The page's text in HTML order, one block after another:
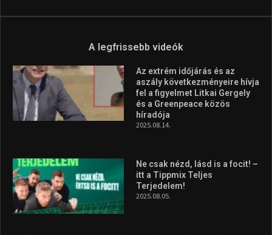
A legfrissebb videók
Az extrém időjárás és az
aszály következményeire hívja
fel a figyelmet Litkai Gergely
és a Greenpeace közös
híradója
2025.08.14.
Ne csak nézd, lásd is a focit! –
itt a Tippmix Teljes
Terjedelem!
2025.08.05.